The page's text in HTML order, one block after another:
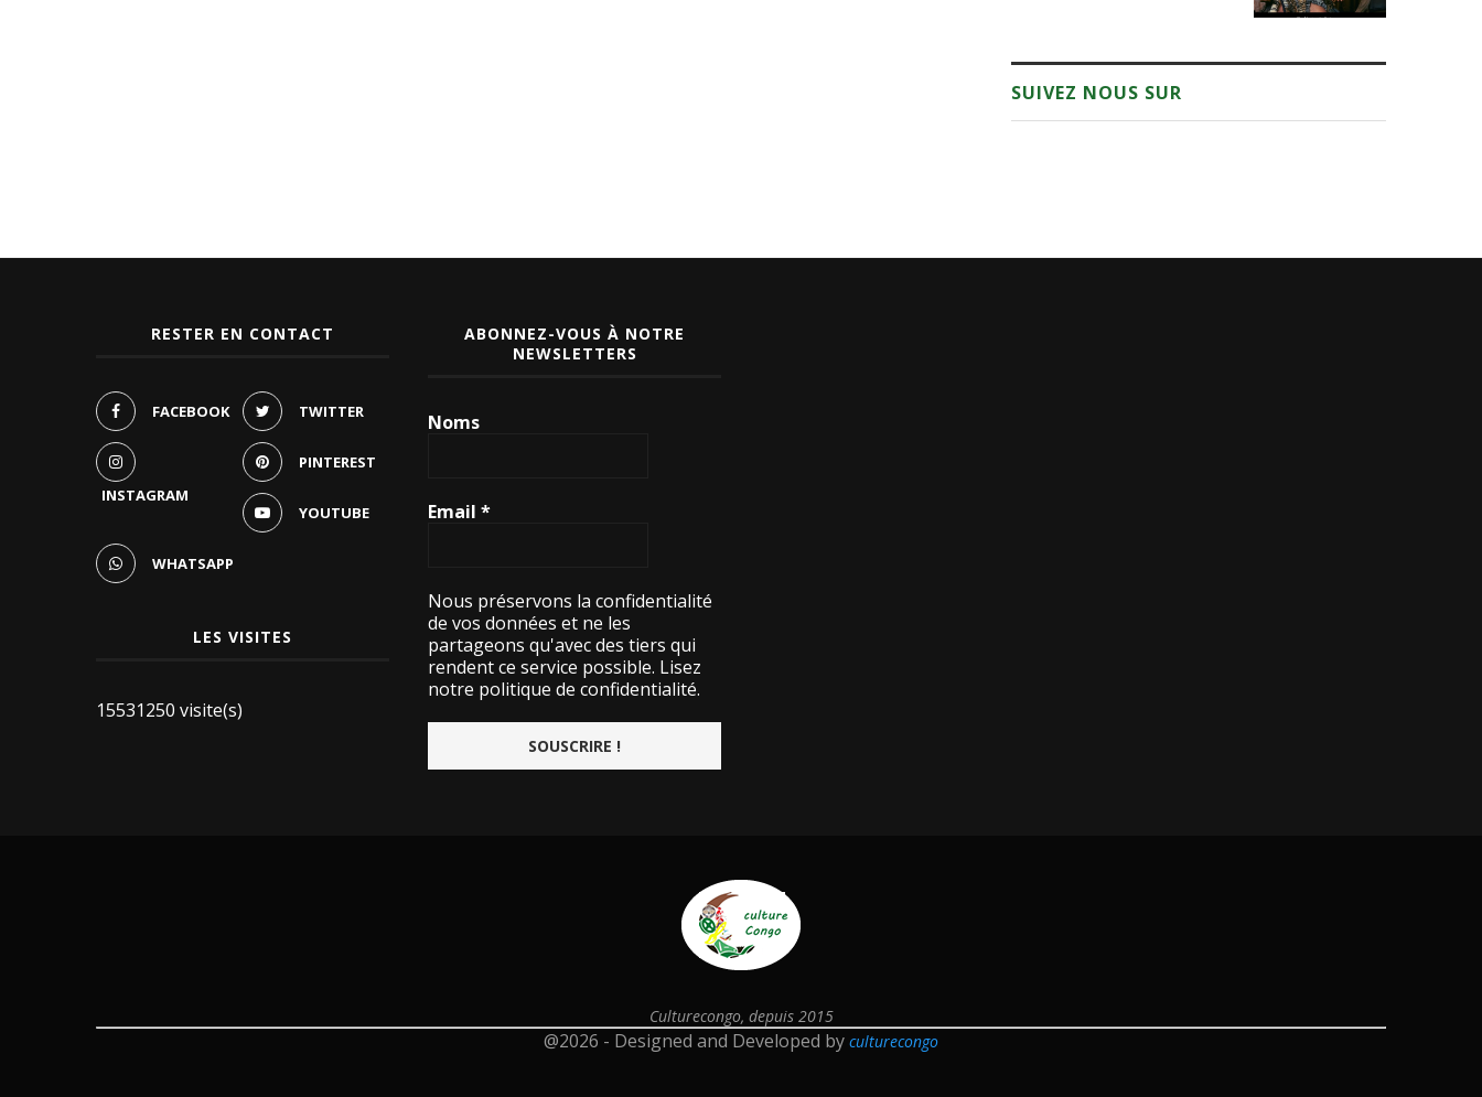
SUIVEZ NOUS SUR
RESTER EN CONTACT
FACEBOOK TWITTER
INSTAGRAM
PINTEREST
YOUTUBE
WHATSAPP
LES VISITES
15531250 visite(s)
ABONNEZ-VOUS À NOTRE
NEWSLETTERS
Noms
Email*
Nous préservons la confidentialité
de vos données et ne les
partageons qu'avec des tiers qui
rendent ce service possible. Lisez
notre politique de confidentialité.
Culturecongo, depuis 2015
@2026 - Designed and Developed by culturecongo